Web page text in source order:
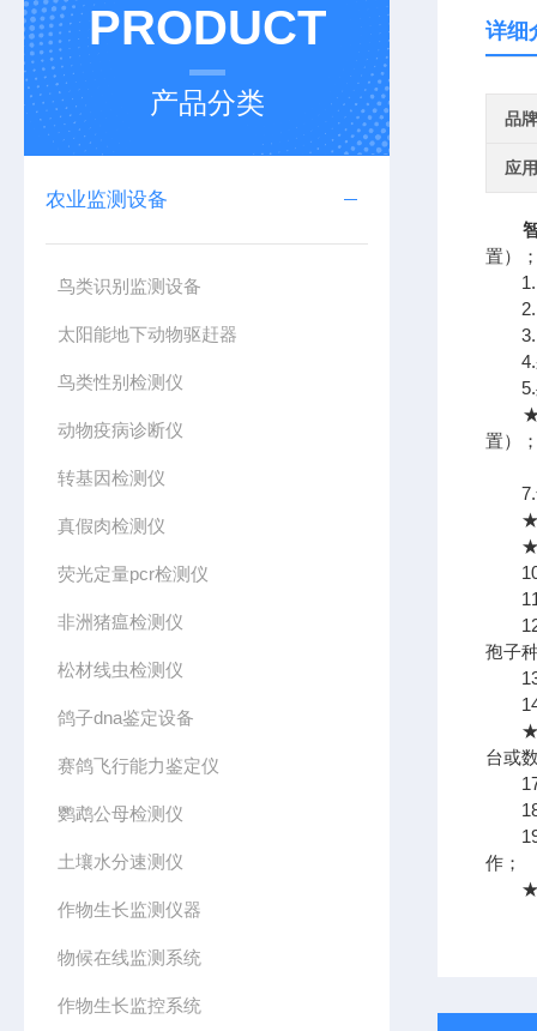
PRODUCT
产品分类
农业监测设备
鸟类识别监测设备
太阳能地下动物驱赶器
鸟类性别检测仪
动物疫病诊断仪
转基因检测仪
真假肉检测仪
荧光定量pcr检测仪
非洲猪瘟检测仪
松材线虫检测仪
鸽子dna鉴定设备
赛鸽飞行能力鉴定仪
鹦鹉公母检测仪
土壤水分速测仪
作物生长监测仪器
物候在线监测系统
作物生长监控系统
详细
品牌
应
置）
1.
2.
3.
4.采
5.处
★6
置）
7.气
★8.
★9.
10
11.
12.
孢子
13.
14.
★16.
台或
17.
18
19.
作；
★20.